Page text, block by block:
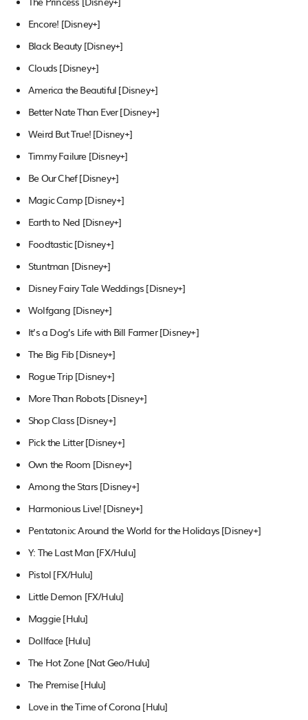
Encore! [Disney+]
Black Beauty [Disney+]
Clouds [Disney+]
America the Beautiful [Disney+]
Better Nate Than Ever [Disney+]
Weird But True! [Disney+]
Timmy Failure [Disney+]
Be Our Chef [Disney+]
Magic Camp [Disney+]
Earth to Ned [Disney+]
Foodtastic [Disney+]
Stuntman [Disney+]
Disney Fairy Tale Weddings [Disney+]
Wolfgang [Disney+]
It’s a Dog’s Life with Bill Farmer [Disney+]
The Big Fib [Disney+]
Rogue Trip [Disney+]
More Than Robots [Disney+]
Shop Class [Disney+]
Pick the Litter [Disney+]
Own the Room [Disney+]
Among the Stars [Disney+]
Harmonious Live! [Disney+]
Pentatonix: Around the World for the Holidays [Disney+]
Y: The Last Man [FX/Hulu]
Pistol [FX/Hulu]
Little Demon [FX/Hulu]
Maggie [Hulu]
Dollface [Hulu]
The Hot Zone [Nat Geo/Hulu]
The Premise [Hulu]
Love in the Time of Corona [Hulu]